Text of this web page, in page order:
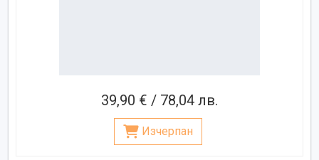
39,90 € / 78,04 лв.
Изчерпан